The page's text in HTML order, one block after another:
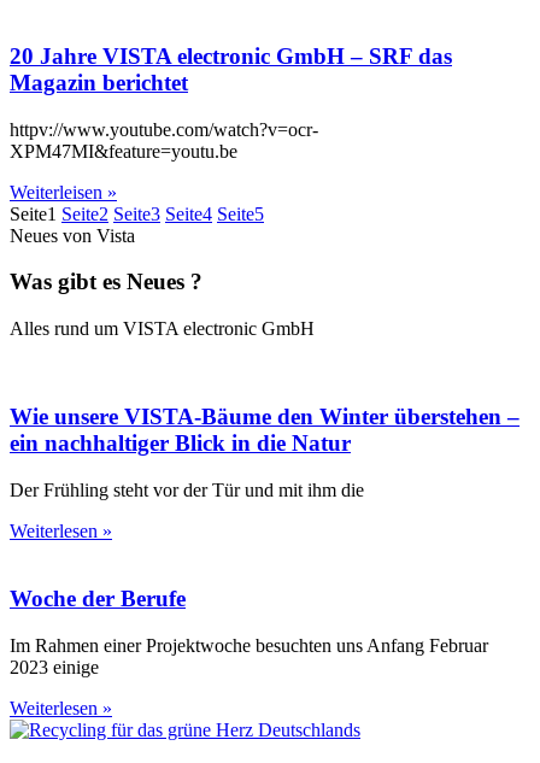
20 Jahre VISTA electronic GmbH – SRF das
Magazin berichtet
httpv://www.youtube.com/watch?v=ocr-
XPM47MI&feature=youtu.be
Weiterleisen »
Seite1 Seite2 Seite3 Seite4 Seite5
Neues von Vista
Was gibt es Neues ?
Alles rund um VISTA electronic GmbH
Wie unsere VISTA-Bäume den Winter überstehen –
ein nachhaltiger Blick in die Natur
Der Frühling steht vor der Tür und mit ihm die
Weiterlesen »
Woche der Berufe
Im Rahmen einer Projektwoche besuchten uns Anfang Februar
2023 einige
Weiterlesen »